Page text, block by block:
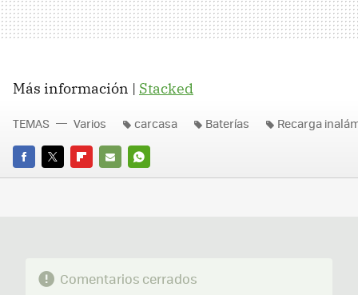
Más información | Stacked
FACEBOOK
TWITTERFLIPBOARD
E-
WHATSAPP
TEMAS Varios carcasa Baterías Recarga
Comentarios cerrados